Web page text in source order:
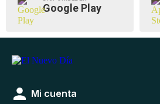
Google Play
Mi cuenta